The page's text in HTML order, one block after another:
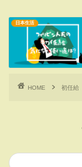
日本生活
HOME 初任給